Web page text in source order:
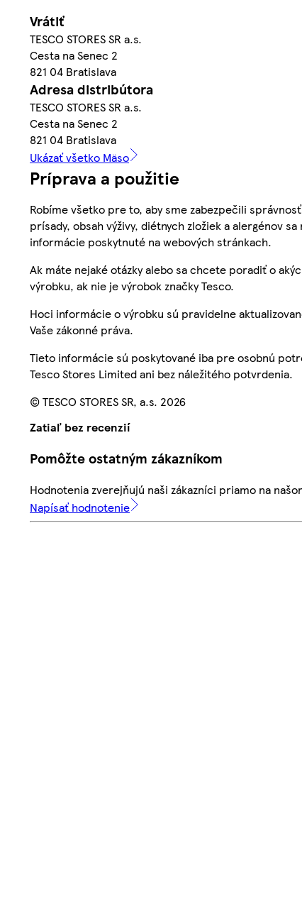
Vrátiť
TESCO STORES SR a.s.
Cesta na Senec 2
821 04 Bratislava
Adresa distribútora
TESCO STORES SR a.s.
Cesta na Senec 2
821 04 Bratislava
Ukázať všetko Mäso
Príprava a použitie
Robíme všetko pre to, aby sme zabezpečili
prísady, obsah výživy, diétnych zložiek a alergénov
informácie poskytnuté na webových stránkach.
Ak máte nejaké otázky alebo sa chcete poradiť o
výrobku, ak nie je výrobok značky Tesco.
Hoci informácie o výrobku sú pravidelne
Vaše zákonné práva.
Tieto informácie sú poskytované iba pre osobnú
Tesco Stores Limited ani bez náležitého potvrdenia.
© TESCO STORES SR, a.s. 2026
Zatiaľ bez recenzií
Pomôžte ostatným zákazníkom
Hodnotenia zverejňujú naši zákazníci priamo na
Napísať hodnotenie